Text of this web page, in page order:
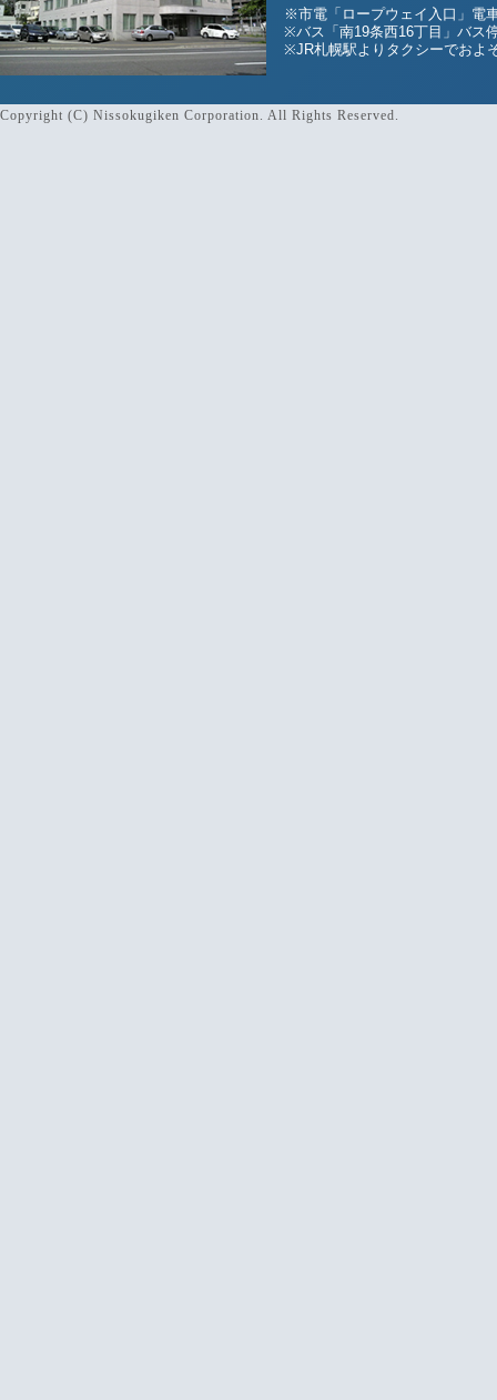
※市電「ロープウェイ入口」電
※バス「南19条西16丁目」バス
※JR札幌駅よりタクシーでおよ
Copyright (C) Nissokugiken Corporation. All Rights Reserved.